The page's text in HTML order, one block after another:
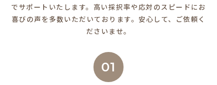
でサポートいたします。 高い採択率や応対のスピードにお
喜びの声を多数いただいております。安心して、ご依頼く
ださいませ。
01